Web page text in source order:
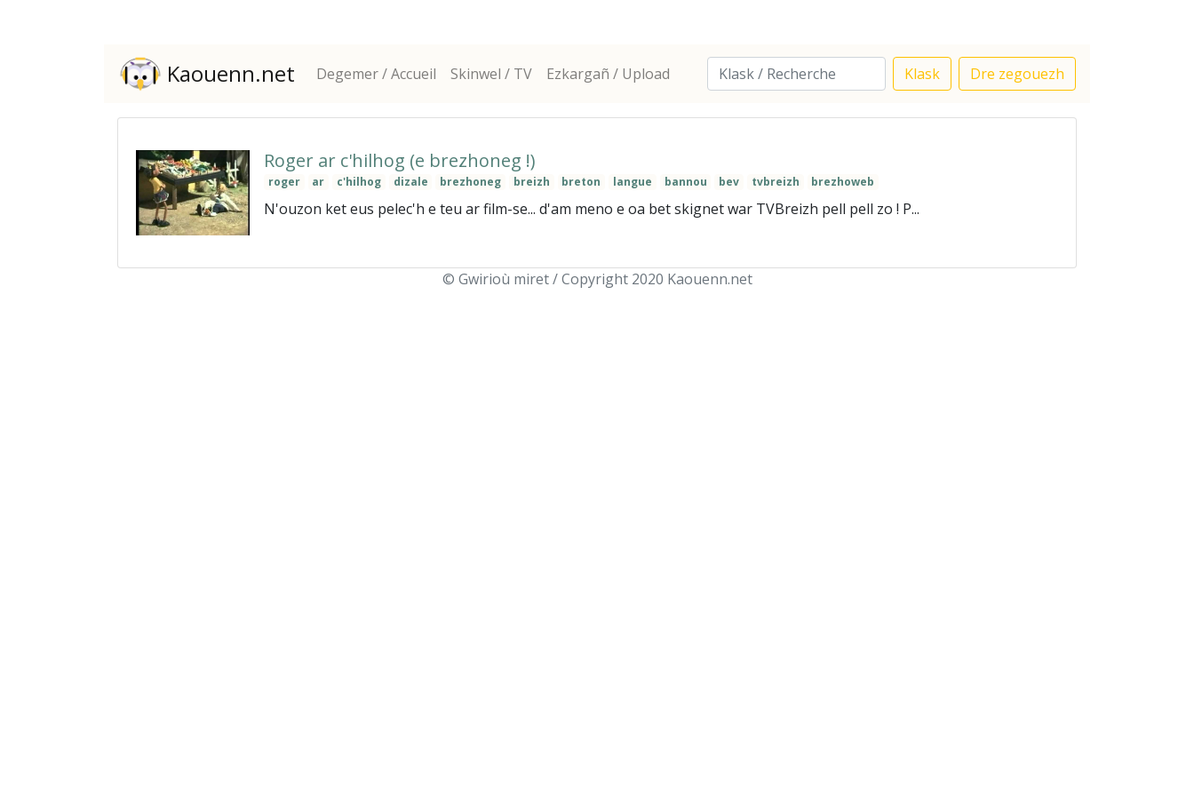
Kaouenn.net Degemer / Accueil Skinwel / TV Ezkargañ / Upload Klask Dre zegouezh
Roger ar c'hilhog (e brezhoneg !)
roger ar c'hilhog dizale brezhoneg breizh breton langue bannou bev tvbreizh brezhoweb
N'ouzon ket eus pelec'h e teu ar film-se... d'am meno e oa bet skignet war TVBreizh pell pell zo ! P...
© Gwirioù miret / Copyright 2020 Kaouenn.net